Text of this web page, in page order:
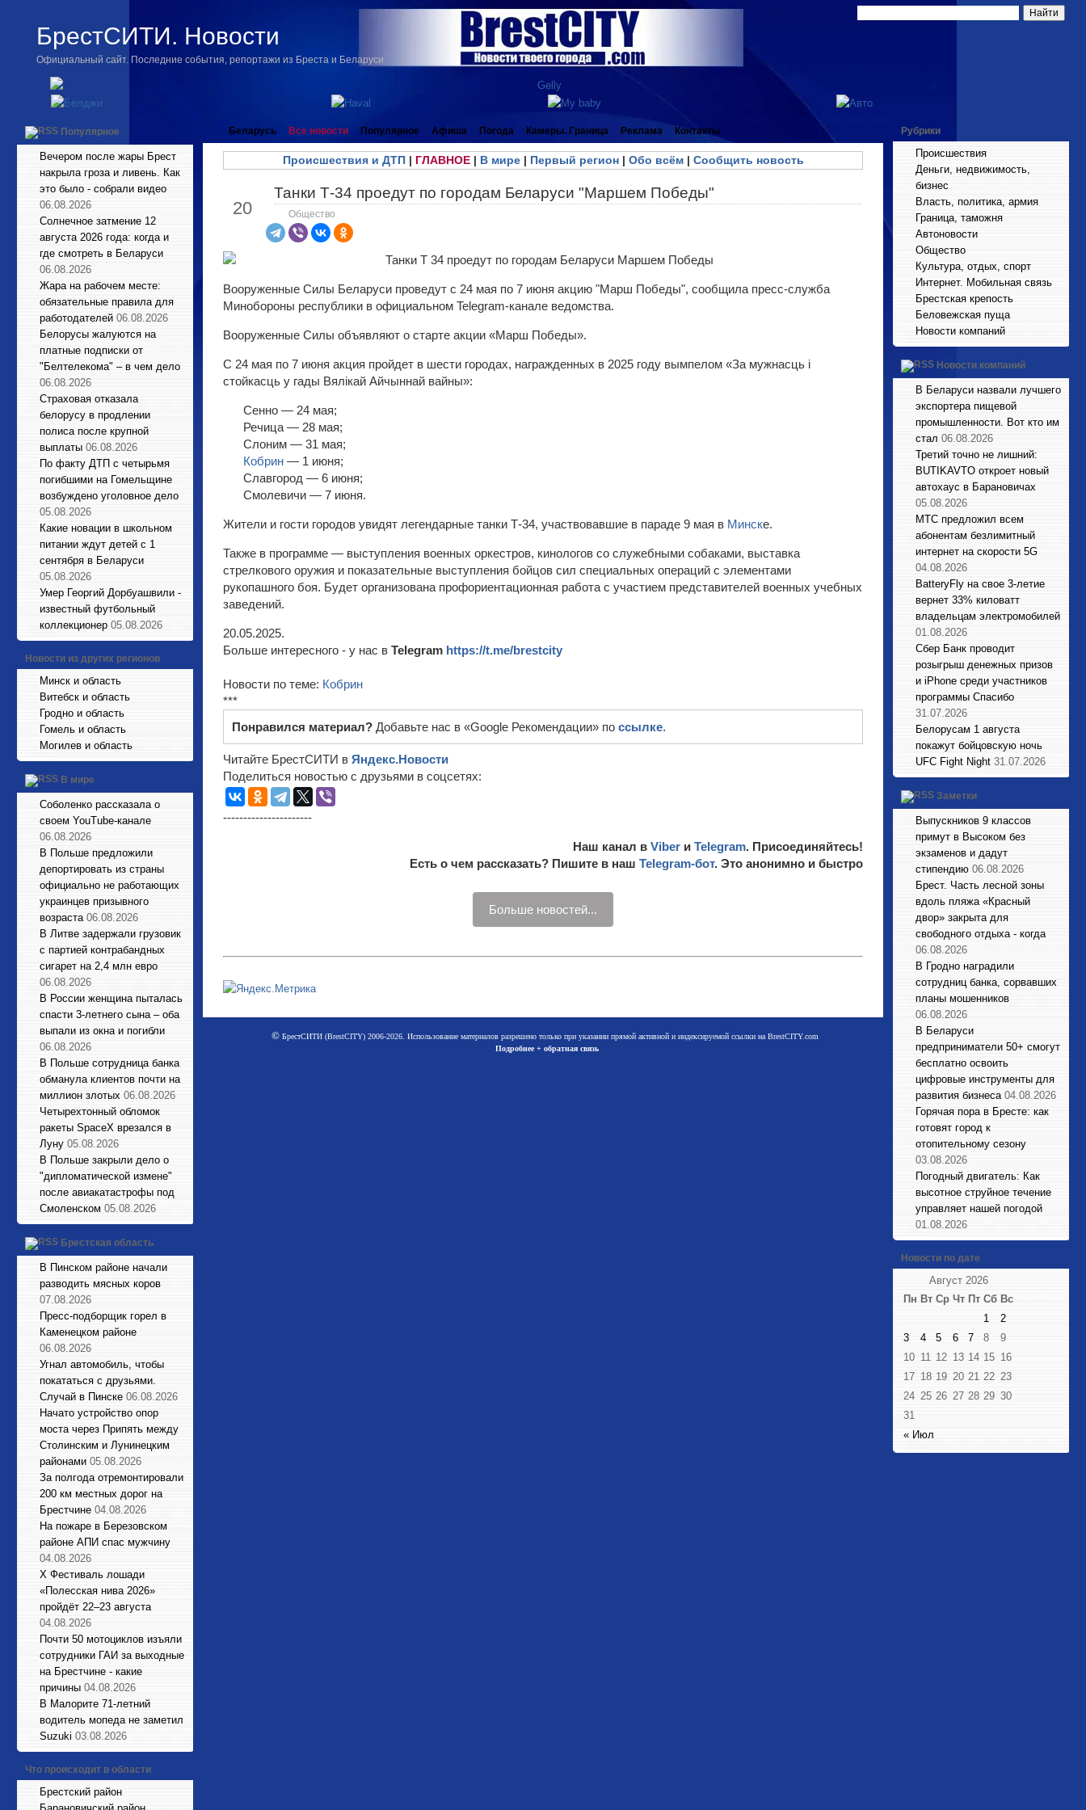
БрестСИТИ. Новости
Официальный сайт. Последние события, репортажи из Бреста и Беларуси
Популярное
Вечером после жары Брест
накрыла гроза и ливень. Как
это было - собрали видео
06.08.2026
Солнечное затмение 12
августа 2026 года: когда и
где смотреть в Беларуси
06.08.2026
Жара на рабочем месте:
обязательные правила для
работодателей 06.08.2026
Белорусы жалуются на
платные подписки от
"Белтелекома" – в чем дело
06.08.2026
Страховая отказала
белорусу в продлении
полиса после крупной
выплаты 06.08.2026
По факту ДТП с четырьмя
погибшими на Гомельщине
возбуждено уголовное дело
05.08.2026
Какие новации в школьном
питании ждут детей с 1
сентября в Беларуси
05.08.2026
Умер Георгий Дорбуашвили -
известный футбольный
коллекционер 05.08.2026
Новости из других регионов
Минск и область
Витебск и область
Гродно и область
Гомель и область
Могилев и область
В мире
Соболенко рассказала о
своем YouTube-канале
06.08.2026
В Польше предложили
депортировать из страны
официально не работающих
украинцев призывного
возраста 06.08.2026
В Литве задержали грузовик
с партией контрабандных
сигарет на 2,4 млн евро
06.08.2026
В России женщина пыталась
спасти 3-летнего сына – оба
выпали из окна и погибли
06.08.2026
В Польше сотрудница банка
обманула клиентов почти на
миллион злотых 06.08.2026
Четырехтонный обломок
ракеты SpaceX врезался в
Луну 05.08.2026
В Польше закрыли дело о
"дипломатической измене"
после авиакатастрофы под
Смоленском 05.08.2026
Брестская область
В Пинском районе начали
разводить мясных коров
07.08.2026
Пресс-подборщик горел в
Каменецком районе
06.08.2026
Угнал автомобиль, чтобы
покататься с друзьями.
Случай в Пинске 06.08.2026
Начато устройство опор
моста через Припять между
Столинским и Лунинецким
районами 05.08.2026
За полгода отремонтировали
200 км местных дорог на
Брестчине 04.08.2026
На пожаре в Березовском
районе АПИ спас мужчину
04.08.2026
X Фестиваль лошади
«Полесская нива 2026»
пройдёт 22–23 августа
04.08.2026
Почти 50 мотоциклов изъяли
сотрудники ГАИ за выходные
на Брестчине - какие
причины 04.08.2026
В Малорите 71-летний
водитель мопеда не заметил
Suzuki 03.08.2026
Что происходит в области
Брестский район
Беларусь Все новости Популярное Афиша Погода Камеры. Граница Реклама Контакты
Происшествия и ДТП| ГЛАВНОЕ| В мире| Первый регион| Обо всём| Сообщить новость
20
Танки Т-34 проедут по городам Беларуси "Маршем Победы"
Общество
Вооруженные Силы Беларуси проведут с 24 мая по 7 июня акцию "Марш Победы", сообщила пресс-служба
Минобороны республики в официальном Telegram-канале ведомства.
Вооруженные Силы объявляют о старте акции «Марш Победы».
С 24 мая по 7 июня акция пройдет в шести городах, награжденных в 2025 году вымпелом «За мужнасць і
стойкасць у гады Вялікай Айчыннай вайны»:
Сенно — 24 мая;
Речица — 28 мая;
Слоним — 31 мая;
Кобрин — 1 июня;
Славгород — 6 июня;
Смолевичи — 7 июня.
Жители и гости городов увидят легендарные танки Т-34, участвовавшие в параде 9 мая в Минске.
Также в программе — выступления военных оркестров, кинологов со служебными собаками, выставка
стрелкового оружия и показательные выступления бойцов сил специальных операций с элементами
рукопашного боя. Будет организована профориентационная работа с участием представителей военных учебных
заведений.
20.05.2025.
Больше интересного - у нас в Telegram https://t.me/brestcity
Новости по теме: Кобрин
***
Понравился материал? Добавьте нас в «Google Рекомендации» по ссылке.
Читайте БрестСИТИ в Яндекс.Новости
Поделиться новостью с друзьями в соцсетях:
----------------------
Наш канал в Viber и Telegram. Присоединяйтесь!
Есть о чем рассказать? Пишите в наш Telegram-бот. Это анонимно и быстро
Больше новостей...
©БрестСИТИ (BrestCITY) 2006-2026. Использование материалов разрешено только при указании прямой активной и индексируемой ссылки на BrestCITY.com
Подробнее + обратная связь
Рубрики
Происшествия
Деньги, недвижимость,
бизнес
Власть, политика, армия
Граница, таможня
Автоновости
Общество
Культура, отдых, спорт
Интернет. Мобильная связь
Брестская крепость
Беловежская пуща
Новости компаний
Новости компаний
В Беларуси назвали лучшего
экспортера пищевой
промышленности. Вот кто им
стал 06.08.2026
Третий точно не лишний:
BUTIKAVTO откроет новый
автохаус в Барановичах
05.08.2026
МТС предложил всем
абонентам безлимитный
интернет на скорости 5G
04.08.2026
BatteryFly на свое 3-летие
вернет 33% киловатт
владельцам электромобилей
01.08.2026
Сбер Банк проводит
розыгрыш денежных призов
и iPhone среди участников
программы Спасибо
31.07.2026
Белорусам 1 августа
покажут бойцовскую ночь
UFC Fight Night 31.07.2026
Заметки
Выпускников 9 классов
примут в Высоком без
экзаменов и дадут
стипендию 06.08.2026
Брест. Часть лесной зоны
вдоль пляжа «Красный
двор» закрыта для
свободного отдыха - когда
06.08.2026
В Гродно наградили
сотрудниц банка, сорвавших
планы мошенников
06.08.2026
В Беларуси
предприниматели 50+ смогут
бесплатно освоить
цифровые инструменты для
развития бизнеса 04.08.2026
Горячая пора в Бресте: как
готовят город к
отопительному сезону
03.08.2026
Погодный двигатель: Как
высотное струйное течение
управляет нашей погодой
01.08.2026
Новости по дате
Август 2026
Пн Вт Ср Чт Пт Сб Вс
« Июл
1
2
3
4 5 6 7 8
9
10 11 12 13 14 15 16
17 18 19 20 21 22 23
24 25 26 27 28 29 30
31